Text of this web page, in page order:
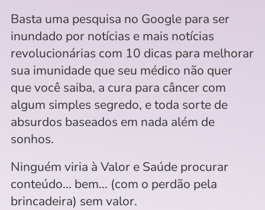
Basta uma pesquisa no Google para ser
inundado por notícias e mais notícias
revolucionárias com 10 dicas para melhorar
sua imunidade que seu médico não quer
que você saiba, a cura para câncer com
algum simples segredo, e toda sorte de
absurdos baseados em nada além de
sonhos.
Ninguém viria à Valor e Saúde procurar
conteúdo... bem... (com o perdão pela
brincadeira) sem valor.